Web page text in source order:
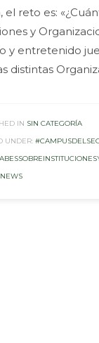
el reto es:
y
y entretenido
distintas
IN SIN CATEGORÍA
UNDER: